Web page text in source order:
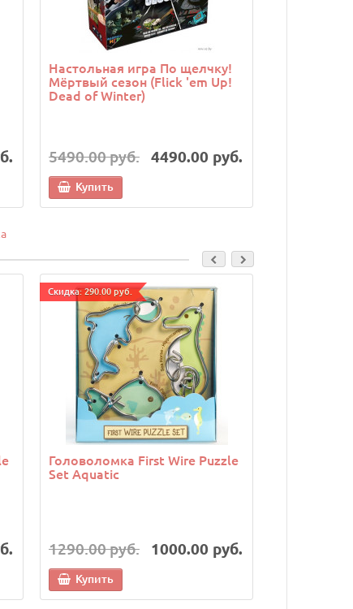
Настольная игра По щелчку!
Мёртвый сезон (Flick 'em Up!
Dead of Winter)
5490.00 руб. 4490.00 руб.
Купить
Cкидка: 290.00 руб.
Головоломка First Wire Puzzle
Set Aquatic
1290.00 руб. 1000.00 руб.
Купить